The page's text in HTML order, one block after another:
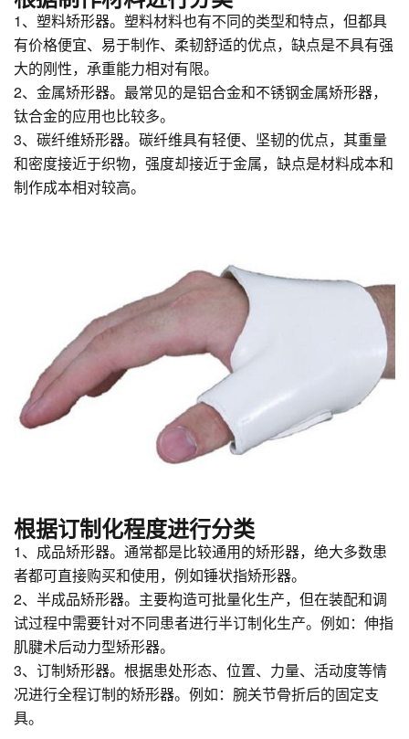
1、塑料矫形器。塑料材料也有不同的类型和特点，但都具
有价格便宜、易于制作、柔韧舒适的优点，缺点是不具有强
大的刚性，承重能力相对有限。
2、金属矫形器。最常见的是铝合金和不锈钢金属矫形器，
钛合金的应用也比较多。
3、碳纤维矫形器。碳纤维具有轻便、坚韧的优点，其重量
和密度接近于织物，强度却接近于金属，缺点是材料成本和
制作成本相对较高。
根据订制化程度进行分类
1、成品矫形器。通常都是比较通用的矫形器，绝大多数患
者都可直接购买和使用，例如锤状指矫形器。
2、半成品矫形器。主要构造可批量化生产，但在装配和调
试过程中需要针对不同患者进行半订制化生产。例如：伸指
肌腱术后动力型矫形器。
3、订制矫形器。根据患处形态、位置、力量、活动度等情
况进行全程订制的矫形器。例如：腕关节骨折后的固定支
具。